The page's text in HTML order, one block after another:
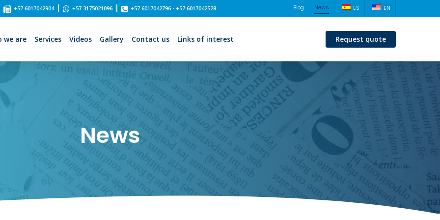
+57 6017042904| +57 3175021096 | +57 6017042796 - +57 6017042528 Blog News ES EN
we are Services Videos Gallery Contact us Links of interest Request quote
News